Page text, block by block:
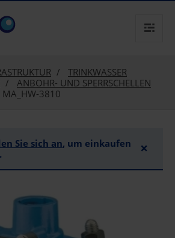
TRINKWASSER
ANBOHR- UND SPERRSCHELLEN
MA_HW-3810
Sie sich an, um einkaufen
×